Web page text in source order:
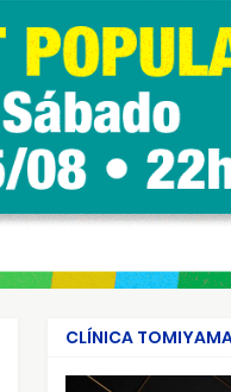
CLÍNICA
CRIMES QUE